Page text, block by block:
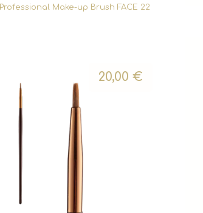
Professional Make-up Brush FACE 22
20,00€